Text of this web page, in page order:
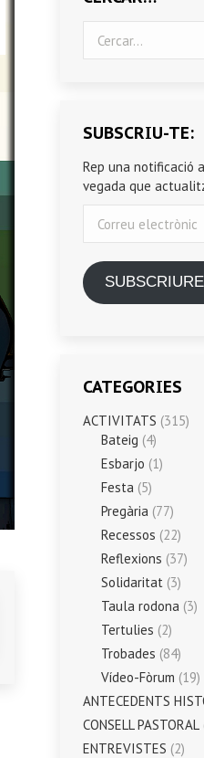
SUBSCRIU-TE:
Rep una notificació
vegada que
electrònic
CATEGORIES
ACTIVITATS (315)
Bateig (4)
Esbarjo (1)
Festa (5)
Pregària (77)
Recessos (22)
Reflexions (37)
Solidaritat (3)
Taula rodona (3)
Tertulies (2)
Trobades (84)
Vídeo-Fòrum (19)
ANTECEDENTS
CONSELL PASTORAL
ENTREVISTES (2)